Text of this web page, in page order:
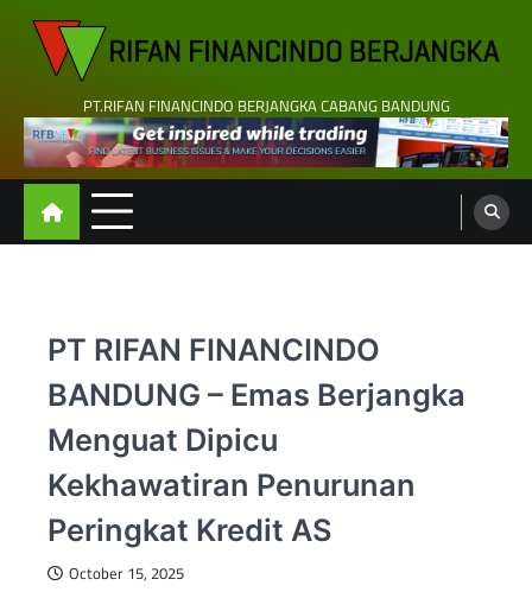
content
PT.RIFAN FINANCINDO BERJANGKA CABANG BANDUNG
PT RIFAN FINANCINDO
BANDUNG – Emas Berjangka
Menguat Dipicu
Kekhawatiran Penurunan
Peringkat Kredit AS
October 15, 2025